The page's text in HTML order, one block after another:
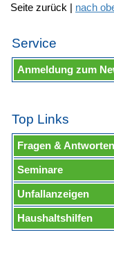
Seite zurück | nach
Service
Anmeldung zum
Top Links
Fragen & Antworten
Seminare
Unfallanzeigen
Haushaltshilfen